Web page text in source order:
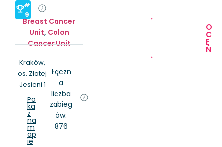
#
9
Breast Cancer
Unit, Colon
Cancer Unit
Kraków,
os. Złotej
Jesieni 1
Po
ka
ż
na
m
ap
ie
Łączn
a
liczba
zabieg
ów:
876
O
C
E
Ń